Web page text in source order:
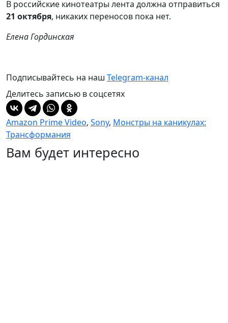
В российские кинотеатры лента должна отправиться
21 октября, никаких переносов пока нет.
Елена Гординская
Подписывайтесь на наш Telegram-канал
Делитесь записью в соцсетях
Amazon Prime Video, Sony, Монстры на каникулах:
Трансформания
Вам будет интересно